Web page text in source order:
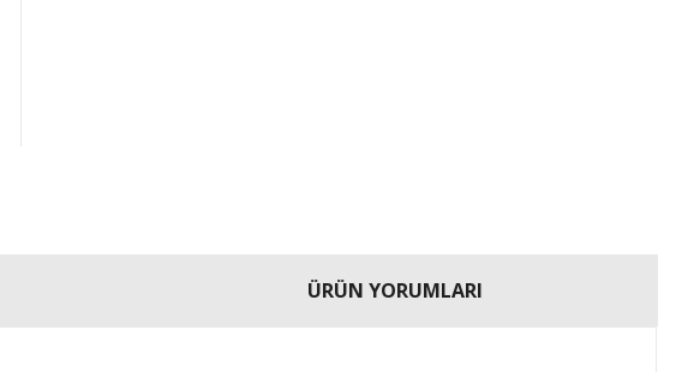
ÜRÜN YORUMLARI